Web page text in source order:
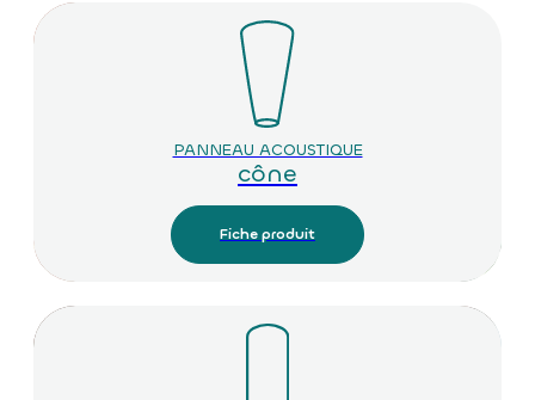
PANNEAU ACOUSTIQUE
cône
Fiche produit